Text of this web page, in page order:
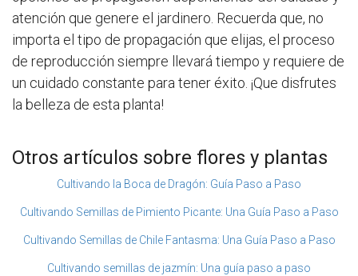
atención que genere el jardinero. Recuerda que, no
importa el tipo de propagación que elijas, el proceso
de reproducción siempre llevará tiempo y requiere de
un cuidado constante para tener éxito. ¡Que disfrutes
la belleza de esta planta!
Otros artículos sobre flores y plantas
Cultivando la Boca de Dragón: Guía Paso a Paso
Cultivando Semillas de Pimiento Picante: Una Guía Paso a Paso
Cultivando Semillas de Chile Fantasma: Una Guía Paso a Paso
Cultivando semillas de jazmín: Una guía paso a paso